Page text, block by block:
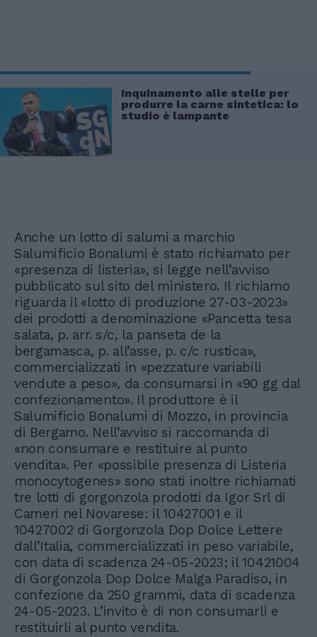
Inquinamento alle stelle per
produrre la carne sintetica: lo
studio è lampante
Anche un lotto di salumi a marchio
Salumificio Bonalumi è stato richiamato per
«presenza di listeria», si legge nell’avviso
pubblicato sul sito del ministero. Il richiamo
riguarda il «lotto di produzione 27-03-2023»
dei prodotti a denominazione «Pancetta tesa
salata, p. arr. s/c, la panseta de la
bergamasca, p. all’asse, p. c/c rustica»,
commercializzati in «pezzature variabili
vendute a peso», da consumarsi in «90 gg dal
confezionamento». Il produttore è il
Salumificio Bonalumi di Mozzo, in provincia
di Bergamo. Nell’avviso si raccomanda di
«non consumare e restituire al punto
vendita». Per «possibile presenza di Listeria
monocytogenes» sono stati inoltre richiamati
tre lotti di gorgonzola prodotti da Igor Srl di
Cameri nel Novarese: il 10427001 e il
10427002 di Gorgonzola Dop Dolce Lettere
dall’Italia, commercializzati in peso variabile,
con data di scadenza 24-05-2023; il 10421004
di Gorgonzola Dop Dolce Malga Paradiso, in
confezione da 250 grammi, data di scadenza
24-05-2023. L’invito è di non consumarli e
restituirli al punto vendita.